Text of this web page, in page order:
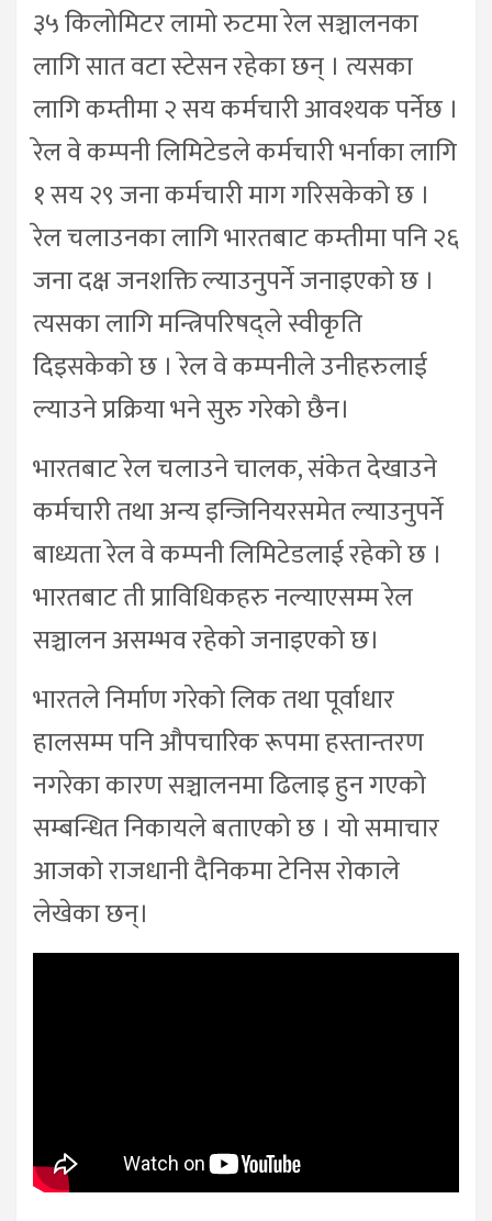
३५ किलोमिटर लामो रुटमा रेल सञ्चालनका
लागि सात वटा स्टेसन रहेका छन् । त्यसका
लागि कम्तीमा २ सय कर्मचारी आवश्यक पर्नेछ ।
रेल वे कम्पनी लिमिटेडले कर्मचारी भर्नाका लागि
१ सय २९ जना कर्मचारी माग गरिसकेको छ ।
रेल चलाउनका लागि भारतबाट कम्तीमा पनि २६
जना दक्ष जनशक्ति ल्याउनुपर्ने जनाइएको छ ।
त्यसका लागि मन्त्रिपरिषद्ले स्वीकृति
दिइसकेको छ । रेल वे कम्पनीले उनीहरुलाई
ल्याउने प्रक्रिया भने सुरु गरेको छैन।
भारतबाट रेल चलाउने चालक, संकेत देखाउने
कर्मचारी तथा अन्य इन्जिनियरसमेत ल्याउनुपर्ने
बाध्यता रेल वे कम्पनी लिमिटेडलाई रहेको छ ।
भारतबाट ती प्राविधिकहरु नल्याएसम्म रेल
सञ्चालन असम्भव रहेको जनाइएको छ।
भारतले निर्माण गरेको लिक तथा पूर्वाधार
हालसम्म पनि औपचारिक रूपमा हस्तान्तरण
नगरेका कारण सञ्चालनमा ढिलाइ हुन गएको
सम्बन्धित निकायले बताएको छ । यो समाचार
आजको राजधानी दैनिकमा टेनिस रोकाले
लेखेका छन्।